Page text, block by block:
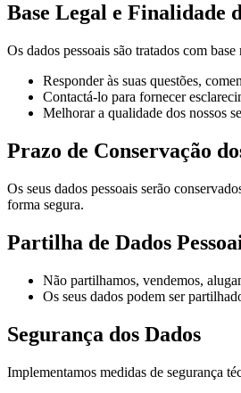
Base Legal e Finalidade
Os dados pessoais são tratados com base
Responder às suas questões,
Contactá-lo para fornecer
Melhorar a qualidade dos nossos
Prazo de Conservação
Os seus dados pessoais serão
forma segura.
Partilha de Dados
Não partilhamos, vendemos,
Os seus dados podem ser
Segurança dos Dados
Implementamos medidas de segurança